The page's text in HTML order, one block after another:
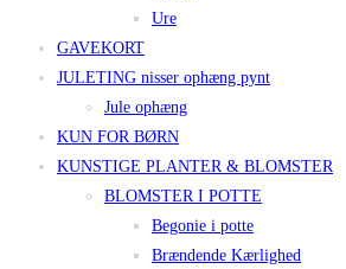
Ure
GAVEKORT
JULETING nisser ophæng pynt
Jule ophæng
KUN FOR BØRN
KUNSTIGE PLANTER & BLOMSTER
BLOMSTER I POTTE
Begonie i potte
Brændende Kærlighed